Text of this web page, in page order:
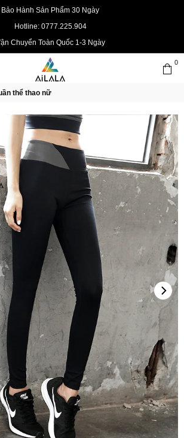
Bảo Hành Sản Phẩm 30 Ngày
Hotline: 0777.225.904
Chuyển Toàn Quốc 1-3 Ngày
0
thể thao nữ